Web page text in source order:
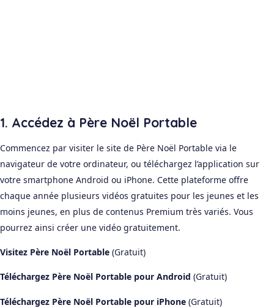
1. Accédez à Père Noël Portable
Commencez par visiter le site de Père Noël Portable via le
navigateur de votre ordinateur, ou téléchargez l’application sur
votre smartphone Android ou iPhone. Cette plateforme offre
chaque année plusieurs vidéos gratuites pour les jeunes et les
moins jeunes, en plus de contenus Premium très variés. Vous
pourrez ainsi créer une vidéo gratuitement.
Visitez Père Noël Portable (Gratuit)
Téléchargez Père Noël Portable pour Android (Gratuit)
Téléchargez Père Noël Portable pour iPhone (Gratuit)